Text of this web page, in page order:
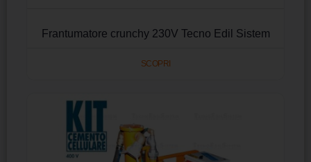
Frantumatore crunchy 230V Tecno Edil Sistem
SCOPRI